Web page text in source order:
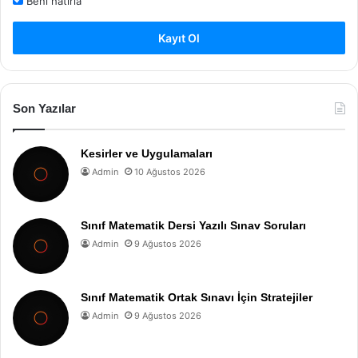
Kayıt Ol
Son Yazılar
Kesirler ve Uygulamaları
Admin 10 Ağustos 2026
Sınıf Matematik Dersi Yazılı Sınav Soruları
Admin 9 Ağustos 2026
Sınıf Matematik Ortak Sınavı İçin Stratejiler
Admin 9 Ağustos 2026